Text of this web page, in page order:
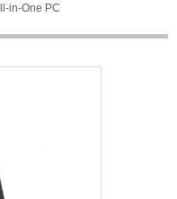
in-One PC